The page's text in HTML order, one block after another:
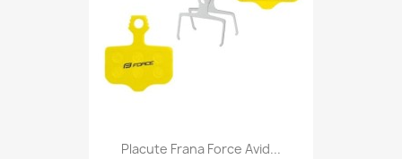
Placute Frana Force Avid...